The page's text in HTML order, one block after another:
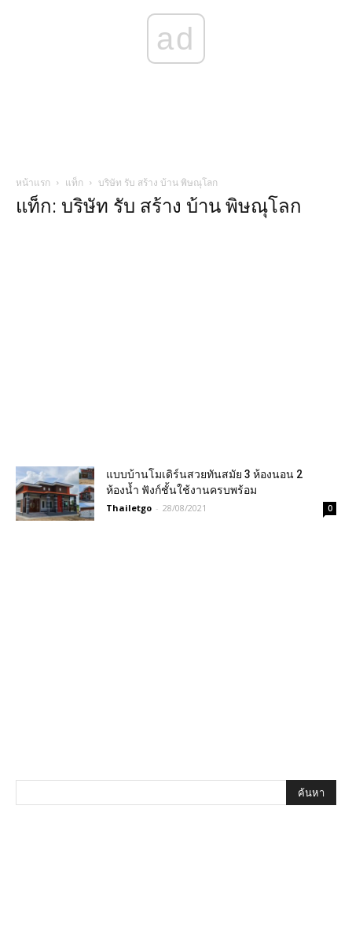
ad
หน้าแรก แท็ก บริษัท รับ สร้าง บ้าน พิษณุโลก
แท็ก: บริษัท รับ สร้าง บ้าน พิษณุโลก
แบบบ้านโมเดิร์นสวยทันสมัย 3 ห้องนอน 2
ห้องน้ำ ฟังก์ชั้นใช้งานครบพร้อม
Thailetgo - 28/08/2021 0